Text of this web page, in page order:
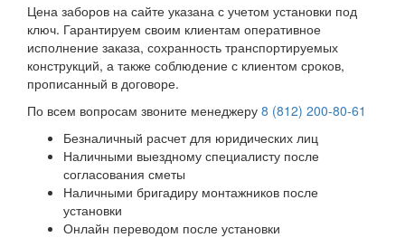
Цена заборов на сайте указана с учетом установки под
ключ. Гарантируем своим клиентам оперативное
исполнение заказа, сохранность транспортируемых
конструкций, а также соблюдение с клиентом сроков,
прописанный в договоре.
По всем вопросам звоните менеджеру 8 (812) 200-80-61
Безналичный расчет для юридических лиц
Наличными выездному специалисту после
согласования сметы
Наличными бригадиру монтажников после
установки
Онлайн переводом после установки